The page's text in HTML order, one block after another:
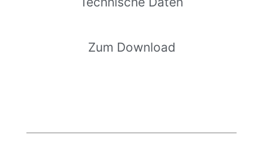
Zum Download